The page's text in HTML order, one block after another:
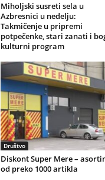
Miholjski susreti sela u
Azbresnici u nedelju:
Takmičenje u pripremi
potpečenke, stari zanati i
kulturni program
Društvo
Diskont Super Mere –
od preko 1000 artikla